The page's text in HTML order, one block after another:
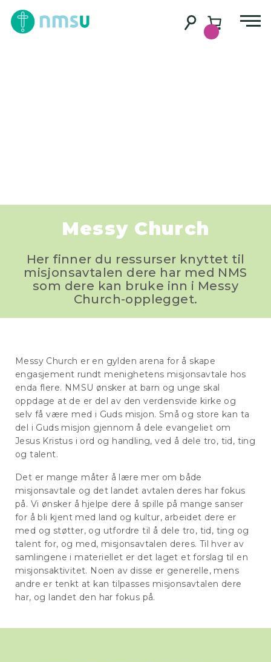
Messy Church
Her finner du ressurser knyttet til
misjonsavtalen dere har med NMS
som dere kan bruke inn i Messy
Church-opplegget.
Messy Church er en gylden arena for å skape
engasjement rundt menighetens misjonsavtale hos
enda flere. NMSU ønsker at barn og unge skal
oppdage at de er del av den verdensvide kirke og
selv få være med i Guds misjon. Små og store kan ta
del i Guds misjon gjennom å dele evangeliet om
Jesus Kristus i ord og handling, ved å dele tro, tid, ting
og talent.
Det er mange måter å lære mer om både
misjonsavtale og det landet avtalen deres har fokus
på. Vi ønsker å hjelpe dere å spille på mange sanser
for å bli kjent med land og kultur, arbeidet dere er
med og støtter, og utfordre til å dele tro, tid, ting og
talent for, og med, misjonsavtalen deres. Til hver av
samlingene i materiellet er det laget et forslag til en
misjonsaktivitet. Noen av disse er generelle, mens
andre er tenkt at kan tilpasses misjonsavtalen dere
har, og landet den har fokus på.